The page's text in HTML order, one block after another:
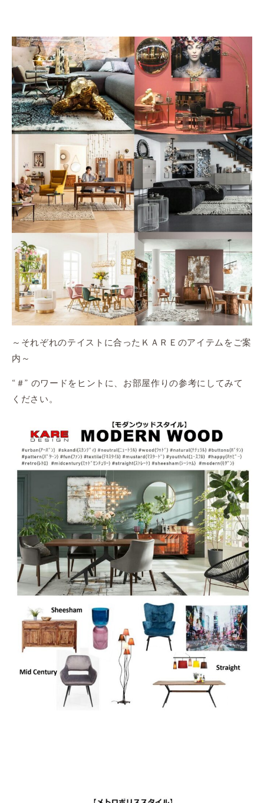
～それぞれのテイストに合ったＫＡＲＥのアイテムをご案
内～
“＃” のワードをヒントに、お部屋作りの参考にしてみて
ください。